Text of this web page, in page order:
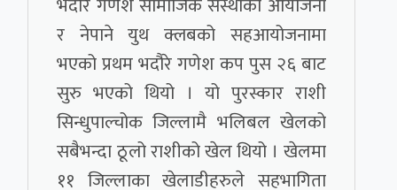
र नेपाने युथ क्लबको सहआयोजनामा
भएको प्रथम भदौरे गणेश कप पुस २६ बाट
सुरु भएको थियो । यो पुरस्कार राशी
सिन्धुपाल्चोक जिल्लामै भलिबल खेलको
सबैभन्दा ठूलो राशीको खेल थियो । खेलमा
११ जिल्लाका खेलाडीहरुले सहभागिता